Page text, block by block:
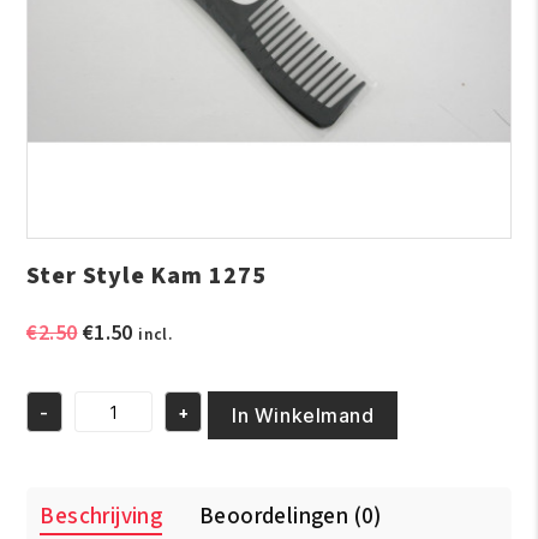
Ster Style Kam 1275
€2.50Oorspronkelijke
€2.50.
€1.50Huidige
€1.50.
incl.
Ster
aantal
- + In Winkelmand
Beschrijving Beoordelingen (0)